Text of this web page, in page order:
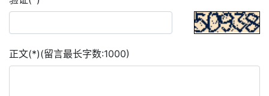
正文(*)(留言最长字数:1000)